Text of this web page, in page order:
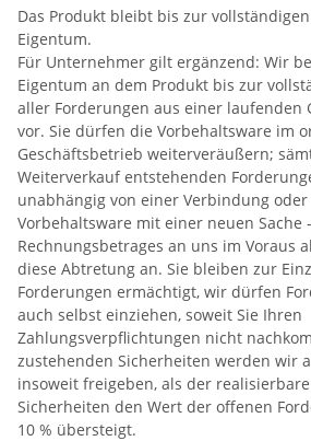
Das Produkt bleibt bis zur
Eigentum.
Für Unternehmer gilt ergänzend: Wir
Eigentum an dem Produkt bis zur
aller Forderungen aus einer laufenden
vor. Sie dürfen die Vorbehaltsware im
Geschäftsbetrieb weiterveräußern;
Weiterverkauf entstehenden
unabhängig von einer Verbindung
Vorbehaltsware mit einer neuen Sache
Rechnungsbetrages an uns im Voraus
diese Abtretung an. Sie bleiben zur
Forderungen ermächtigt, wir dürfen
auch selbst einziehen, soweit Sie Ihren
Zahlungsverpflichtungen nicht
zustehenden Sicherheiten werden wir
insoweit freigeben, als der
Sicherheiten den Wert der offenen
10 % übersteigt.